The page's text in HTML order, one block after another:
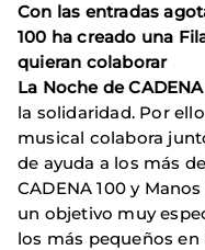
Con las entradas
100 ha creado una
quieran colaborar
La Noche de
la solidaridad. Por
musical colabora
de ayuda a los más
CADENA 100 y
un objetivo muy
los más pequeños en